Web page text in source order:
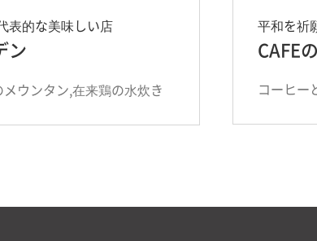
表的な美味しい店
ン
ウンタン,在来鶏の水炊き
平和を祈
CAFE
コーヒー